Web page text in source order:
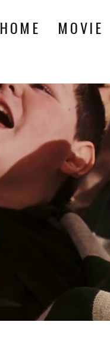
HOME MOVIE